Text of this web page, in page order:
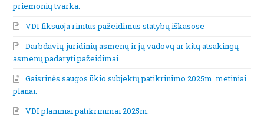
priemonių tvarka.
VDI fiksuoja rimtus pažeidimus statybų iškasose
Darbdavių-juridinių asmenų ir jų vadovų ar kitų atsakingų
asmenų padaryti pažeidimai.
Gaisrinės saugos ūkio subjektų patikrinimo 2025m. metiniai
planai.
VDI planiniai patikrinimai 2025m.